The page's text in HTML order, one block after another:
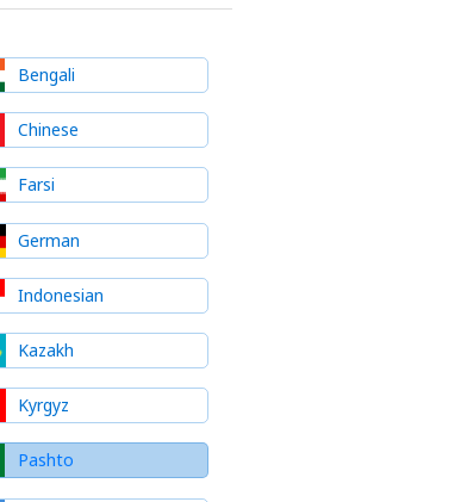
Bengali
Chinese
Farsi
German
Indonesian
Kazakh
Kyrgyz
Pashto